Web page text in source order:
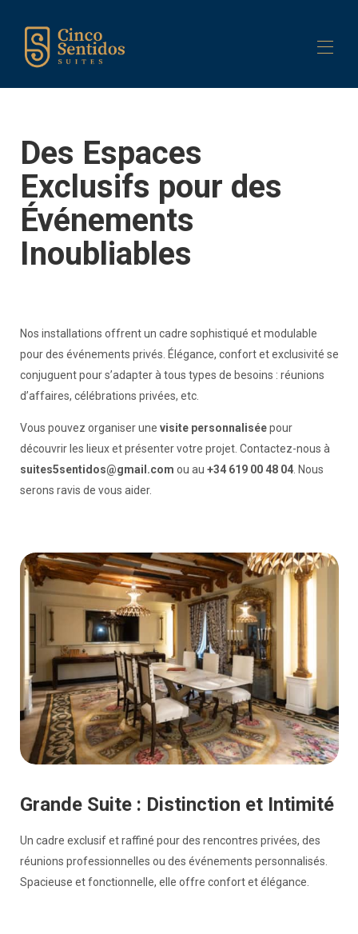
Suites ▾
Contactez-nous
Des Espaces
Exclusifs pour des
Événements
Inoubliables
Nos installations offrent un cadre sophistiqué et modulable
pour des événements privés. Élégance, confort et exclusivité se
conjuguent pour s’adapter à tous types de besoins : réunions
d’affaires, célébrations privées, etc.
Vous pouvez organiser une visite personnaliséepour
découvrir les lieux et présenter votre projet. Contactez-nous à
suites5sentidos@gmail.com ou au +34 619 00 48 04. Nous
serons ravis de vous aider.
Grande Suite : Distinction et Intimité
Un cadre exclusif et raffiné pour des rencontres privées, des
réunions professionnelles ou des événements personnalisés.
Spacieuse et fonctionnelle, elle offre confort et élégance.